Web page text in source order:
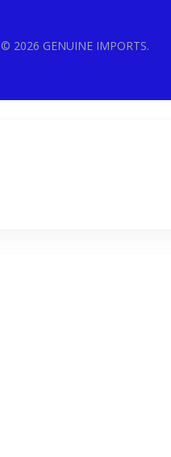
© 2026 GENUINE IMPORTS.